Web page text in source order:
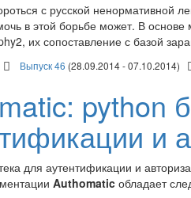
с русской ненормативной
в этой борьбе может. В
их сопоставление с базой
Выпуск 46 (28.09.2014 - 07.10.2014)
python
и
для аутентификации и
Authomatic обладает